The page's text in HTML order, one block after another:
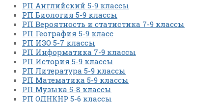
РП Английский 5-9 классы
РП Биология 5-9 классы
РП Вероятность и статистика 7-9 классы
РП География 5-9 класс
РП ИЗО 5-7 классы
РП Информатика 7-9 классы
РП История 5-9 классы
РП Литература 5-9 классы
РП Математика 5-9 классы
РП Музыка 5-8 классы
РП ОДНКНР 5-6 классы